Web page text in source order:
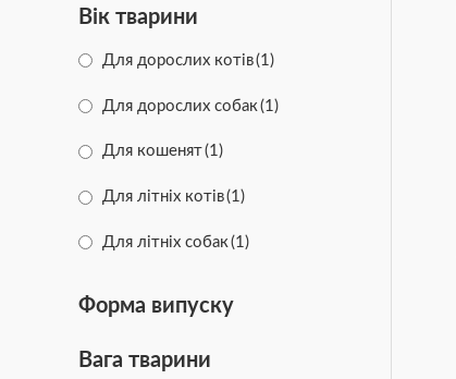
Вік тварини
Для дорослих котів(1)
Для дорослих собак (1)
Для кошенят(1)
Для літніх котів(1)
Для літніх собак (1)
Форма випуску
Вага тварини